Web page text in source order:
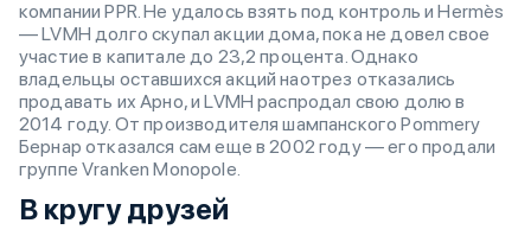
компании PPR. Не удалось взять под контроль и Hermès
— LVMH долго скупал акции дома, пока не довел свое
участие в капитале до 23,2 процента. Однако
владельцы оставшихся акций наотрез отказались
продавать их Арно, и LVMH распродал свою долю в
2014 году. От производителя шампанского Pommery
Бернар отказался сам еще в 2002 году — его продали
группе Vranken Monopole.
В кругу друзей